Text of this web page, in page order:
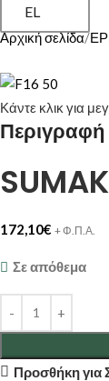
EL
Αρχική σελίδα
Κάντε κλικ για
Περιγραφή
172,10€ + Φ.Π.Α.
Σε απόθεμα
Προσθήκη για